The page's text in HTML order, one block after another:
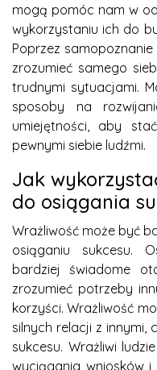
mogą pomóc nam w
wykorzystaniu ich do
Poprzez
zrozumieć samego
trudnymi sytuacjami.
sposoby na
umiejętności, aby
pewnymi siebie ludźmi.
Jak
do osiągania
Wrażliwość może być
osiąganiu sukcesu.
bardziej świadome
zrozumieć potrzeby
korzyści. Wrażliwość
silnych relacji z innymi,
sukcesu. Wrażliwi
wyciągania wniosków